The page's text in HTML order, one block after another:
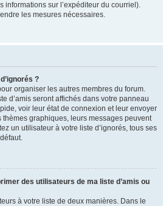
informations sur l’expéditeur du courriel).
les mesures nécessaires.
?
organiser les autres membres du forum.
d’amis seront affichés dans votre panneau
voir leur état de connexion et leur envoyer
graphiques, leurs messages peuvent
un utilisateur à votre liste d’ignorés, tous ses
des utilisateurs de ma liste d’amis ou
à votre liste de deux manières. Dans le